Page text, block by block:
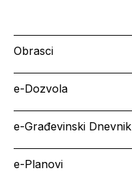
Obrasci
e-Dozvola
e-Građevinski Dnevnik
e-Planovi